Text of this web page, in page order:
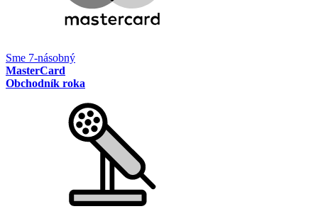
Sme 7-násobný
MasterCard
Obchodník roka